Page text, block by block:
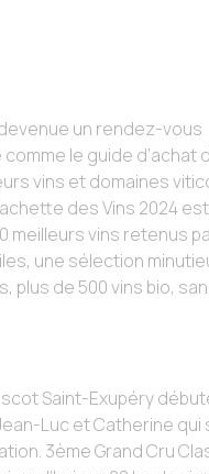
un rendez-vous
le guide d’achat
vins et domaines
des Vins 2024
meilleurs vins retenus
une sélection
plus de 500 vins bio,
Saint-Exupéry
Luc et Catherine qui
3ème Grand Cru